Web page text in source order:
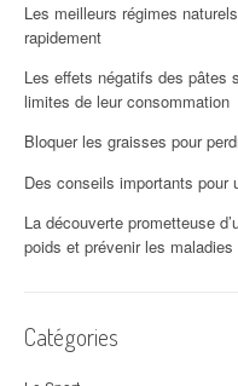
Les meilleurs régimes
rapidement
Les effets négatifs des pâtes
limites de leur consommation
Bloquer les graisses pour
Des conseils importants pour
La découverte prometteuse
poids et prévenir les maladies
Catégories